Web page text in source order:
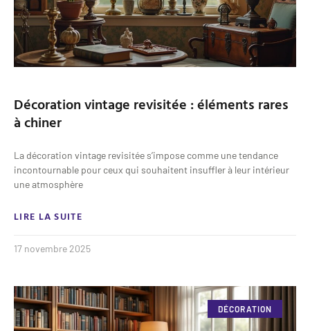
Décoration vintage revisitée : éléments rares
à chiner
La décoration vintage revisitée s’impose comme une tendance
incontournable pour ceux qui souhaitent insuffler à leur intérieur
une atmosphère
LIRE LA SUITE
17 novembre 2025
DÉCORATION